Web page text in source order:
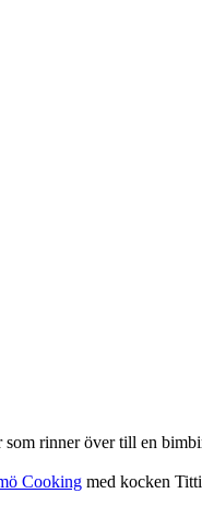
rinner över till en
Cooking med kocken